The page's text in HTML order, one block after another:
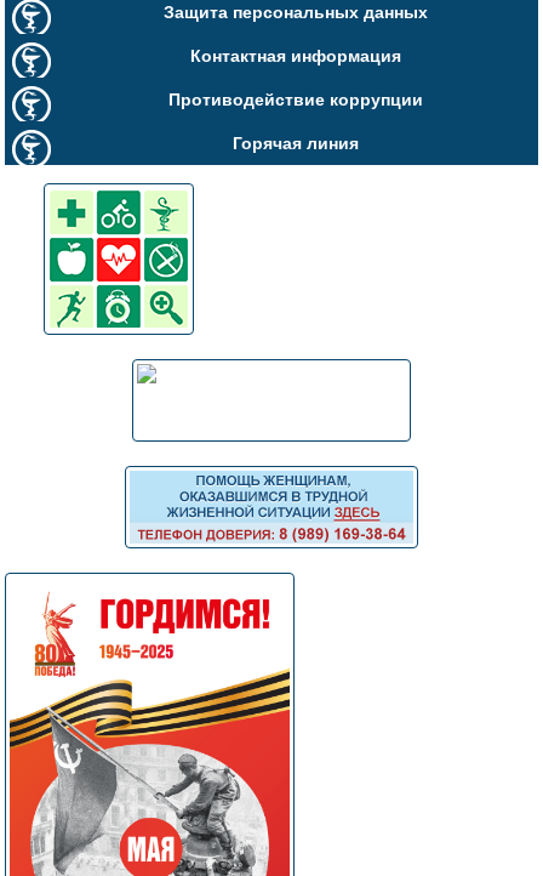
Защита персональных данных
Контактная информация
Противодействие коррупции
Горячая линия